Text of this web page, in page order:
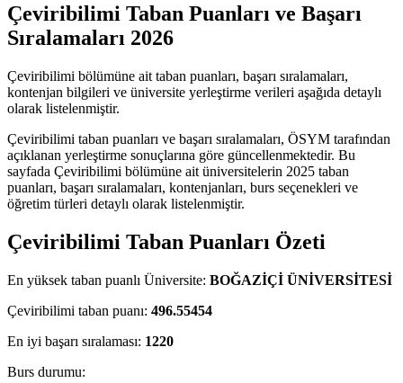
Çeviribilimi Taban Puanları ve Başarı
Sıralamaları 2026
Çeviribilimi bölümüne ait taban puanları, başarı sıralamaları,
kontenjan bilgileri ve üniversite yerleştirme verileri aşağıda detaylı
olarak listelenmiştir.
Çeviribilimi taban puanları ve başarı sıralamaları, ÖSYM tarafından
açıklanan yerleştirme sonuçlarına göre güncellenmektedir. Bu
sayfada Çeviribilimi bölümüne ait üniversitelerin 2025 taban
puanları, başarı sıralamaları, kontenjanları, burs seçenekleri ve
öğretim türleri detaylı olarak listelenmiştir.
Çeviribilimi Taban Puanları Özeti
En yüksek taban puanlı Üniversite: BOĞAZİÇİ ÜNİVERSİTESİ
Çeviribilimi taban puanı: 496.55454
En iyi başarı sıralaması: 1220
Burs durumu: